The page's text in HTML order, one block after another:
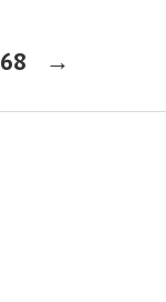
68 →